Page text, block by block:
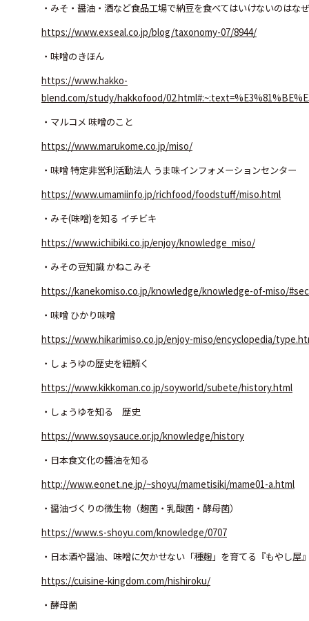
・みそ・醤油・酒など食品工場で納豆を食べてはいけないのはな
https://www.exseal.co.jp/blog/taxonomy-07/8944/
・味噌のきほん
https://www.hakko-
blend.com/study/hakkofood/
・マルコメ 味噌のこと
https://www.marukome.co.jp/miso/
・味噌 特定非営利活動法人 うま味インフォメーションセンター
https://www.umamiinfo.jp/richfood/foodstuff/miso.html
・みそ(味噌)を知る イチビキ
https://www.ichibiki.co.jp/enjoy/knowledge_miso/
・みその豆知識 かねこみそ
https://kanekomiso.co.jp/knowledge/knowledge-of-miso/
・味噌 ひかり味噌
https://www.hikarimiso.co.jp/enjoy-miso/encyclopedia/
・しょうゆの歴史を紐解く
https://www.kikkoman.co.jp/soyworld/subete/history.html
・しょうゆを知る 歴史
https://www.soysauce.or.jp/knowledge/history
・日本食文化の醬油を知る
http://www.eonet.ne.jp/~shoyu/mametisiki/mame01-a.html
・醤油づくりの微生物（麹菌・乳酸菌・酵母菌）
https://www.s-shoyu.com/knowledge/0707
・日本酒や醤油、味噌に欠かせない「種麹」を育てる『もやし屋
https://cuisine-kingdom.com/hishiroku/
・酵母菌